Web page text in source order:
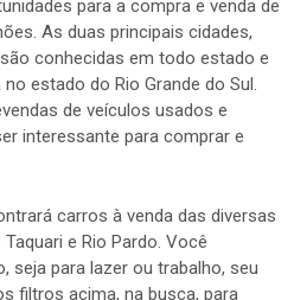
para a compra e venda de
As duas principais cidades,
conhecidas em todo estado e
estado do Rio Grande do Sul.
de veículos usados e
interessante para comprar e
carros à venda das diversas
e Rio Pardo. Você
seja para lazer ou trabalho, seu
filtros acima, na busca, para